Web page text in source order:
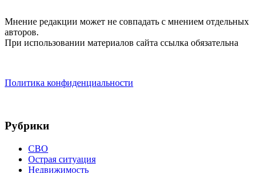
Мнение редакции может не совпадать с мнением отдельных
авторов.
При использовании материалов сайта ссылка обязательна
Политика конфиденциальности
Рубрики
СВО
Острая ситуация
Недвижимость